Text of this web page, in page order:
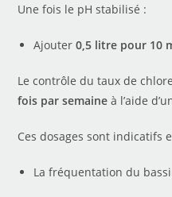
Une fois le pH stabilisé :
Ajouter0,5 litre pour 10
Le contrôle du taux de
fois par semaine à l’aide
Ces dosages sont indicatifs
La fréquentation du